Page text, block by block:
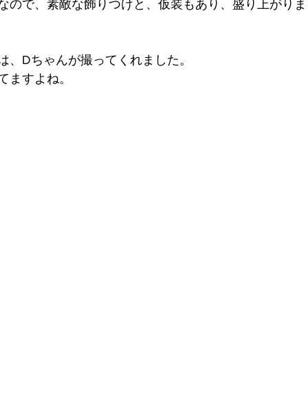
ので、素敵な飾りつけと、仮装もあり、盛り上がりま
、Dちゃんが撮ってくれました。
ますよね。